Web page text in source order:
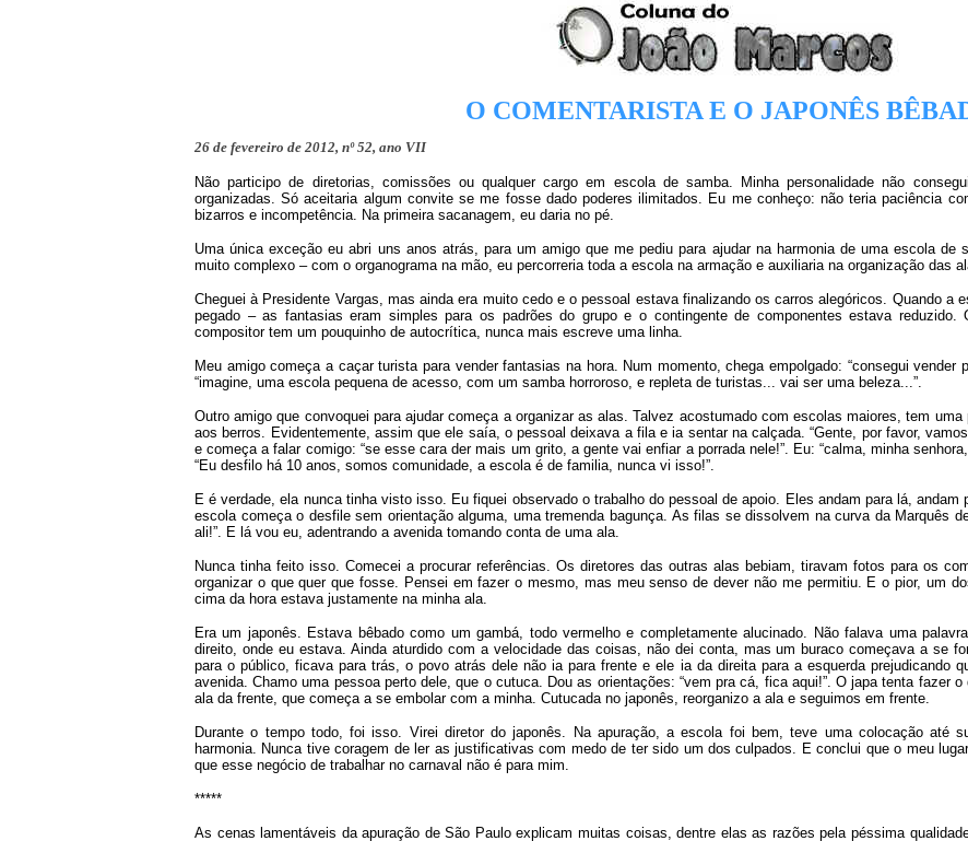
O COMENTARISTA E O JAPONÊS
26 de fevereiro de 2012, nº 52, ano VII
Não participo de diretorias, comissões ou qualquer cargo em escola de samba. Minha personalidade não
organizadas. Só aceitaria algum convite se me fosse dado poderes ilimitados. Eu me conheço: não teria paciência
bizarros e incompetência. Na primeira sacanagem, eu daria no pé.
Uma única exceção eu abri uns anos atrás, para um amigo que me pediu para ajudar na harmonia de uma escola de
muito complexo – com o organograma na mão, eu percorreria toda a escola na armação e auxiliaria na organização das
Cheguei à Presidente Vargas, mas ainda era muito cedo e o pessoal estava finalizando os carros alegóricos. Quando a
pegado – as fantasias eram simples para os padrões do grupo e o contingente de componentes estava
compositor tem um pouquinho de autocrítica, nunca mais escreve uma linha.
Meu amigo começa a caçar turista para vender fantasias na hora. Num momento, chega empolgado: “consegui vender
“imagine, uma escola pequena de acesso, com um samba horroroso, e repleta de turistas... vai ser uma beleza...”.
Outro amigo que convoquei para ajudar começa a organizar as alas. Talvez acostumado com escolas maiores, tem
aos berros. Evidentemente, assim que ele saía, o pessoal deixava a fila e ia sentar na calçada. “Gente, por favor,
e começa a falar comigo: “se esse cara der mais um grito, a gente vai enfiar a porrada nele!”. Eu: “calma, minha
“Eu desfilo há 10 anos, somos comunidade, a escola é de familia, nunca vi isso!”.
E é verdade, ela nunca tinha visto isso. Eu fiquei observado o trabalho do pessoal de apoio. Eles andam para lá,
escola começa o desfile sem orientação alguma, uma tremenda bagunça. As filas se dissolvem na curva da Marquês
ali!”. E lá vou eu, adentrando a avenida tomando conta de uma ala.
Nunca tinha feito isso. Comecei a procurar referências. Os diretores das outras alas bebiam, tiravam fotos para os
organizar o que quer que fosse. Pensei em fazer o mesmo, mas meu senso de dever não me permitiu. E o pior, um
cima da hora estava justamente na minha ala.
Era um japonês. Estava bêbado como um gambá, todo vermelho e completamente alucinado. Não falava uma
direito, onde eu estava. Ainda aturdido com a velocidade das coisas, não dei conta, mas um buraco começava a se
para o público, ficava para trás, o povo atrás dele não ia para frente e ele ia da direita para a esquerda prejudicando
avenida. Chamo uma pessoa perto dele, que o cutuca. Dou as orientações: “vem pra cá, fica aqui!”. O japa tenta fazer
ala da frente, que começa a se embolar com a minha. Cutucada no japonês, reorganizo a ala e seguimos em frente.
Durante o tempo todo, foi isso. Virei diretor do japonês. Na apuração, a escola foi bem, teve uma colocação até
harmonia. Nunca tive coragem de ler as justificativas com medo de ter sido um dos culpados. E conclui que o meu
que esse negócio de trabalhar no carnaval não é para mim.
*****
As cenas lamentáveis da apuração de São Paulo explicam muitas coisas, dentre elas as razões pela péssima